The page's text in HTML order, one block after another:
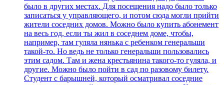
было в других местах. Для посещения надо было только
записаться у управляющего, и потом сюда могли прийти
жители соседних домов. Можно было купить абонемент
на весь год, если ты жил в соседнем доме, чтобы,
например, там гуляла нянька с ребенком генеральши
такой-то. Но ведь не только генеральши пользовались
этим садом. Там и жена крестьянина такого-то гуляла, и
другие. Можно было пойти в сад по разовому билету.
Студент с барышней, который осматривал соседние